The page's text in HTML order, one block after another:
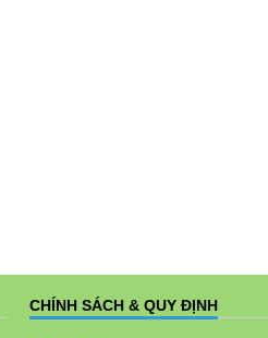
CHÍNH SÁCH & QUY ĐỊNH